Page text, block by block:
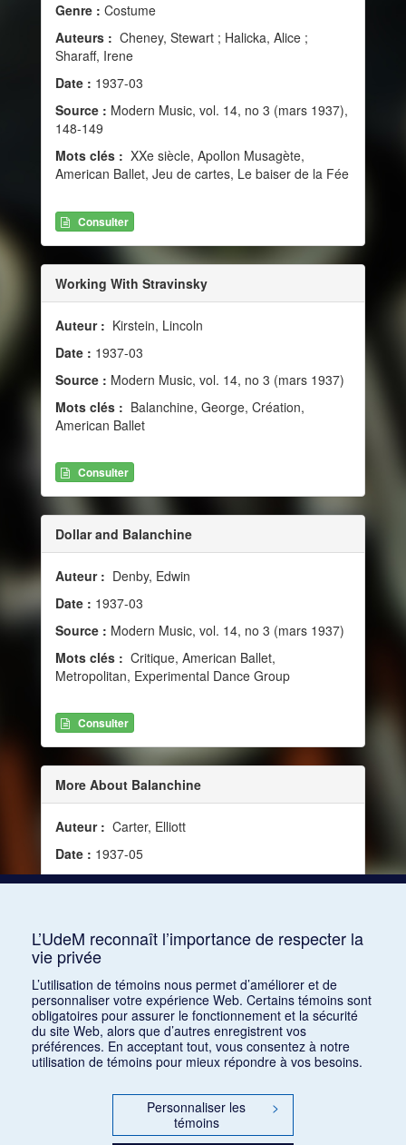
Genre : Costume
Auteurs : Cheney, Stewart ; Halicka, Alice ;
Sharaff, Irene
Date : 1937-03
Source : Modern Music, vol. 14, no 3 (mars 1937),
148-149
Mots clés : XXe siècle, Apollon Musagète,
American Ballet, Jeu de cartes, Le baiser de la Fée
Consulter
Working With Stravinsky
Auteur : Kirstein, Lincoln
Date : 1937-03
Source : Modern Music, vol. 14, no 3 (mars 1937)
Mots clés : Balanchine, George, Création,
American Ballet
Consulter
Dollar and Balanchine
Auteur : Denby, Edwin
Date : 1937-03
Source : Modern Music, vol. 14, no 3 (mars 1937)
Mots clés : Critique, American Ballet,
Metropolitan, Experimental Dance Group
Consulter
More About Balanchine
Auteur : Carter, Elliott
Date : 1937-05
Source :Modern Music, vol. 14, no 4 (mai 1937)
L’UdeM reconnaît l’importance de respecter la
vie privée
L’utilisation de témoins nous permet d’améliorer et de
personnaliser votre expérience Web. Certains témoins sont
obligatoires pour assurer le fonctionnement et la sécurité
du site Web, alors que d’autres enregistrent vos
préférences. En acceptant tout, vous consentez à notre
utilisation de témoins pour mieux répondre à vos besoins.
Personnaliser les
témoins
>